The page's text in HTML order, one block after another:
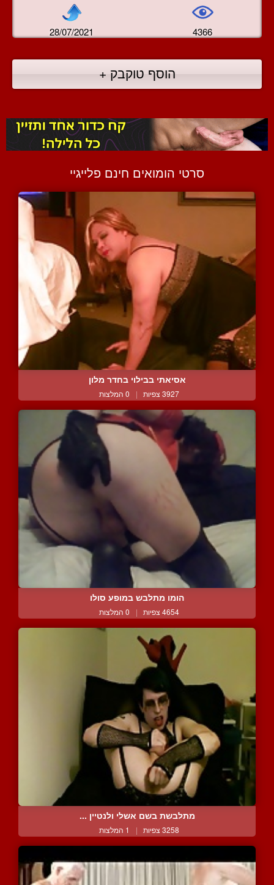
28/07/2021 4366
הוסף טוקבק +
סרטי הומואים חינם פלייגיי
אסיאתי בבילוי בחדר מלון
3927 צפיות | 0 המלצות
הומו מתלבש במופע סולו
4654 צפיות | 0 המלצות
מתלבשת בשם אשלי ולנטיין ...
3258 צפיות | 1 המלצות